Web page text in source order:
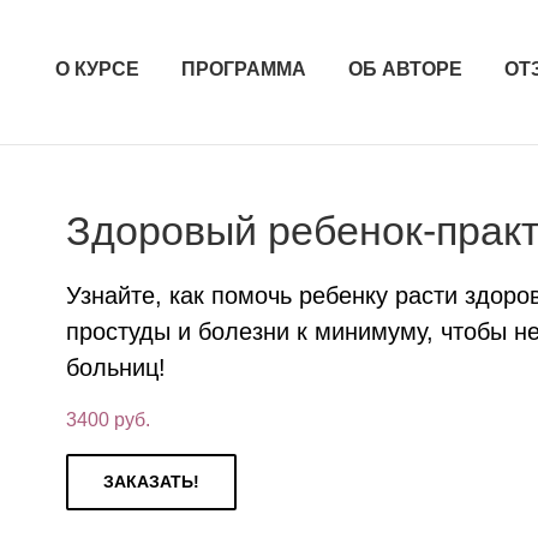
О КУРСЕ ПРОГРАММА ОБ АВТОРЕ
Здоровый ребенок-
Узнайте, как помочь ребенку расти
простуды и болезни к минимуму, чтобы
больниц!
3400 руб.
ЗАКАЗАТЬ!